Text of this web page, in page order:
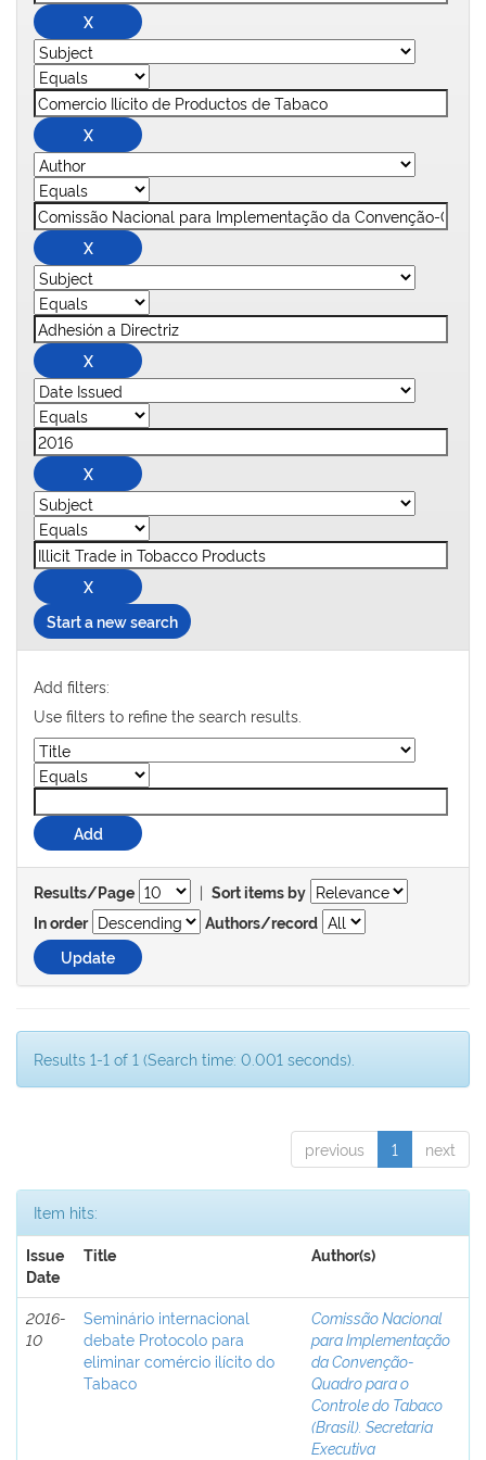
Start a new search
Add filters:
Use filters to refine the search results.
Results/Page | Sort items by
In order
Authors/record
Results 1-1 of 1 (Search time: 0.001 seconds).
previous 1 next
Item hits:
Issue
Date
Title Author(s)
2016-
10
Seminário internacional
debate Protocolo para
eliminar comércio ilícito do
Tabaco
Comissão Nacional
para Implementação
da Convenção-
Quadro para o
Controle do Tabaco
(Brasil). Secretaria
Executiva